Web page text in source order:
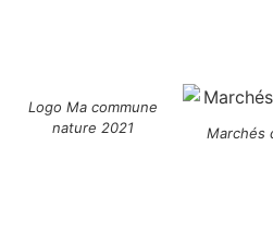
Logo Ma commune
nature 2021
Marchés